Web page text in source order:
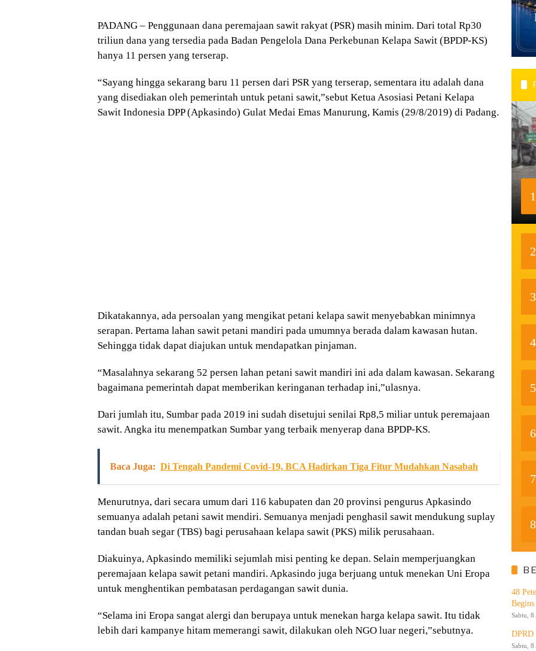
PADANG – Penggunaan dana peremajaan sawit rakyat (PSR) masih minim. Dari total Rp30
triliun dana yang tersedia pada Badan Pengelola Dana Perkebunan Kelapa Sawit (BPDP-KS)
hanya 11 persen yang terserap.
“Sayang hingga sekarang baru 11 persen dari PSR yang terserap, sementara itu adalah dana
yang disediakan oleh pemerintah untuk petani sawit,”sebut Ketua Asosiasi Petani Kelapa
Sawit Indonesia DPP (Apkasindo) Gulat Medai Emas Manurung, Kamis (29/8/2019) di Padang.
Dikatakannya, ada persoalan yang mengikat petani kelapa sawit menyebabkan minimnya
serapan. Pertama lahan sawit petani mandiri pada umumnya berada dalam kawasan hutan.
Sehingga tidak dapat diajukan untuk mendapatkan pinjaman.
“Masalahnya sekarang 52 persen lahan petani sawit mandiri ini ada dalam kawasan. Sekarang
bagaimana pemerintah dapat memberikan keringanan terhadap ini,”ulasnya.
Dari jumlah itu, Sumbar pada 2019 ini sudah disetujui senilai Rp8,5 miliar untuk peremajaan
sawit. Angka itu menempatkan Sumbar yang terbaik menyerap dana BPDP-KS.
Baca Juga: Di Tengah Pandemi Covid-19, BCA Hadirkan Tiga Fitur Mudahkan Nasabah
Menurutnya, dari secara umum dari 116 kabupaten dan 20 provinsi pengurus Apkasindo
semuanya adalah petani sawit mendiri. Semuanya menjadi penghasil sawit mendukung suplay
tandan buah segar (TBS) bagi perusahaan kelapa sawit (PKS) milik perusahaan.
Diakuinya, Apkasindo memiliki sejumlah misi penting ke depan. Selain memperjuangkan
peremajaan kelapa sawit petani mandiri. Apkasindo juga berjuang untuk menekan Uni Eropa
untuk menghentikan pembatasan perdagangan sawit dunia.
“Selama ini Eropa sangat alergi dan berupaya untuk menekan harga kelapa sawit. Itu tidak
lebih dari kampanye hitam memerangi sawit, dilakukan oleh NGO luar negeri,”sebutnya.
1
2
3
4
5
6
7
8
48
Sabtu, 8
DPRD
Sabtu, 8